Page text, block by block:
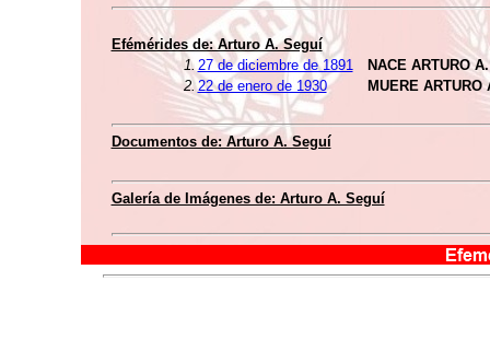
Efémérides de: Arturo A. Seguí
1. 27 de diciembre de 1891
NACE ARTURO
2.22 de enero de 1930 MUERE ARTURO
Documentos de: Arturo A. Seguí
Galería de Imágenes de: Arturo A. Seguí